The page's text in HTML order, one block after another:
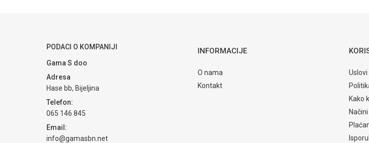
PODACI O KOMPANIJI
Gama S doo
Adresa
Hase bb, Bijeljina
Telefon:
065 146 845
Email:
info@gamasbn.net
INFORMACIJE
O nama
Kontakt
Kako